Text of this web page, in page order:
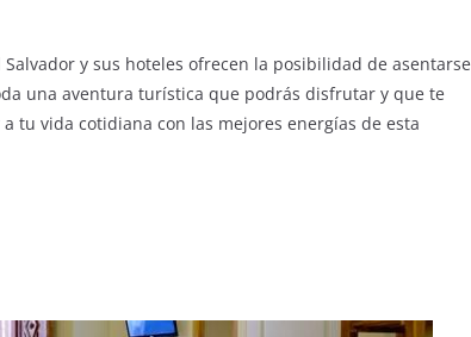
y sus hoteles ofrecen la posibilidad de asentarse
una aventura turística que podrás disfrutar y que te
tu vida cotidiana con las mejores energías de esta